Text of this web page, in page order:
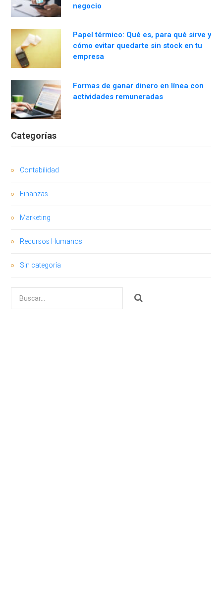
negocio
Papel térmico: Qué es, para qué sirve y
cómo evitar quedarte sin stock en tu
empresa
Formas de ganar dinero en línea con
actividades remuneradas
Categorías
Contabilidad
Finanzas
Marketing
Recursos Humanos
Sin categoría
por: